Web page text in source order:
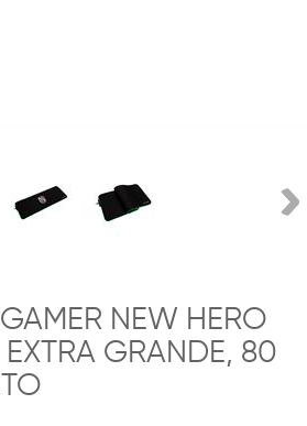
NEW HERO
GRANDE, 80